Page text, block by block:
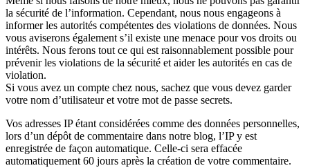
la sécurité de l’information. Cependant, nous nous engageons à
informer les autorités compétentes des violations de données. Nous
vous aviserons également s’il existe une menace pour vos droits ou
intérêts. Nous ferons tout ce qui est raisonnablement possible pour
prévenir les violations de la sécurité et aider les autorités en cas de
violation.
Si vous avez un compte chez nous, sachez que vous devez garder
votre nom d’utilisateur et votre mot de passe secrets.
Vos adresses IP étant considérées comme des données personnelles,
lors d’un dépôt de commentaire dans notre blog, l’IP y est
enregistrée de façon automatique. Celle-ci sera effacée
automatiquement 60 jours après la création de votre commentaire.